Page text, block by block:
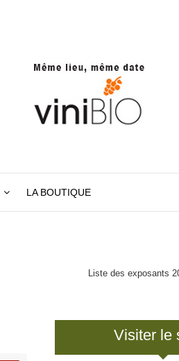
LA BOUTIQUE
Liste des exposants
Visiter le